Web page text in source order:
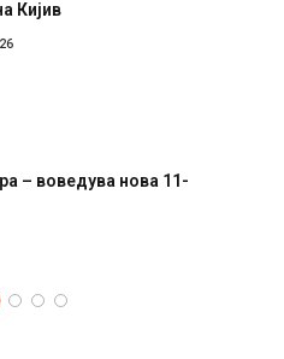
Кијив
– воведува нова 11-